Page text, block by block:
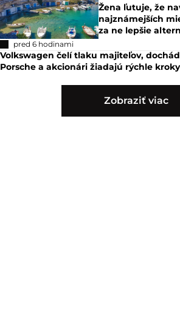
Žena ľutuje, že
najznámejších
za ne lepšie
pred 6 hodinami
Volkswagen čelí tlaku majiteľov,
Porsche a akcionári žiadajú rýchle kroky
Zobraziť viac